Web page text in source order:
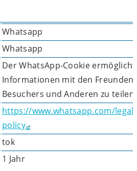
Whatsapp
Whatsapp
Der WhatsApp-Cookie ermöglicht
Informationen mit den Freunden
Besuchers und Anderen zu teilen.
https://www.whatsapp.com/
policy
tok
1 Jahr